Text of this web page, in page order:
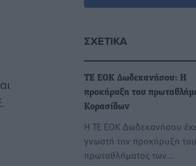
ΣΧΕΤΙΚΆ
ΤΕ ΕΟΚ Δωδεκανήσου: Η
προκήρυξη του
Κορασίδων
Η ΤΕ ΕΟΚ Δωδεκανήσου
γνωστή την προκήρυξη
πρωταθλήματος των…